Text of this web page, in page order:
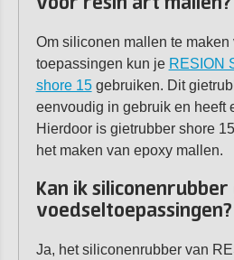
Om siliconen mallen te maken
toepassingen kun je RESION
shore 15gebruiken. Dit
eenvoudig in gebruik en heeft
Hierdoor is gietrubber shore
het maken van epoxy mallen.
Kan ik
voedseltoepassingen?
Ja, het siliconenrubber van